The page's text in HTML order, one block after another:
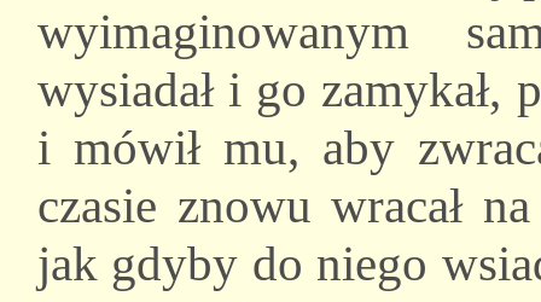
wyimaginowanym
wysiadał i go zamykał,
i mówił mu, aby
czasie znowu wracał
jak gdyby do niego